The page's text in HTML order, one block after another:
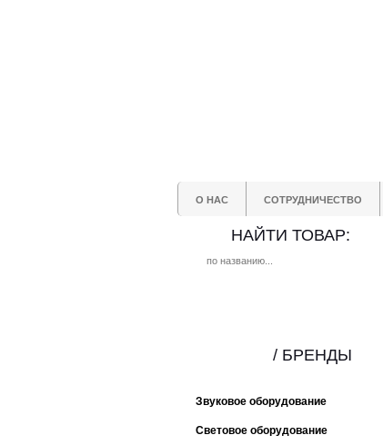
О НАС СОТРУДНИЧЕСТВО
НАЙТИ ТОВАР:
Звуковое оборудование
Световое оборудование
/ БРЕНДЫ